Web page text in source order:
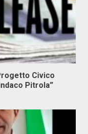
Civico
Pitrola”